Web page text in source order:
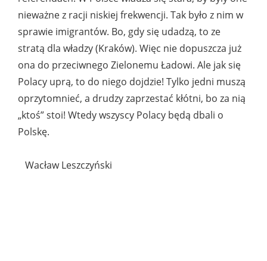
nieważne z racji niskiej frekwencji. Tak było z nim w
sprawie imigrantów. Bo, gdy się udadzą, to ze
stratą dla władzy (Kraków). Więc nie dopuszcza już
ona do przeciwnego Zielonemu Ładowi. Ale jak się
Polacy uprą, to do niego dojdzie! Tylko jedni muszą
oprzytomnieć, a drudzy zaprzestać kłótni, bo za nią
„ktoś” stoi! Wtedy wszyscy Polacy będą dbali o
Polskę.
Wacław Leszczyński